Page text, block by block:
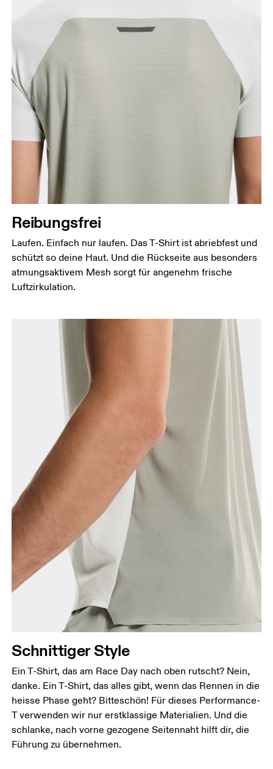
Reibungsfrei
Laufen. Einfach nur laufen. Das T-Shirt ist abriebfest und
schützt so deine Haut. Und die Rückseite aus besonders
atmungsaktivem Mesh sorgt für angenehm frische
Luftzirkulation.
Schnittiger Style
Ein T-Shirt, das am Race Day nach oben rutscht? Nein,
danke. Ein T-Shirt, das alles gibt, wenn das Rennen in die
heisse Phase geht? Bitteschön! Für dieses Performance-
T verwenden wir nur erstklassige Materialien. Und die
schlanke, nach vorne gezogene Seitennaht hilft dir, die
Führung zu übernehmen.